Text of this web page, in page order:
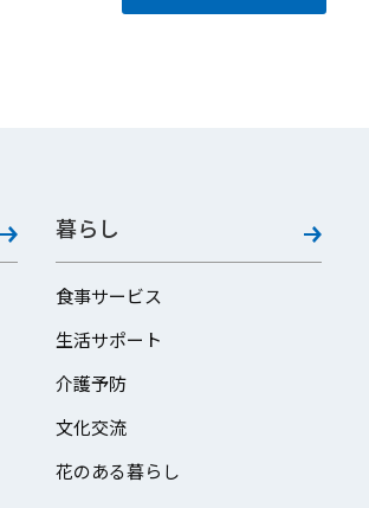
暮らし
食事サービス
生活サポート
介護予防
文化交流
花のある暮らし